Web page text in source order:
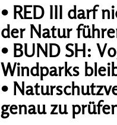
• RED III darf
der Natur
• BUND SH:
Windparks
•
genau zu